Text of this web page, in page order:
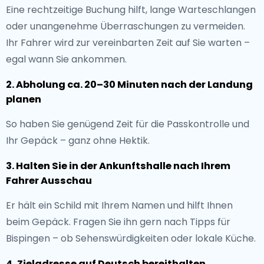
Eine rechtzeitige Buchung hilft, lange Warteschlangen
oder unangenehme Überraschungen zu vermeiden.
Ihr Fahrer wird zur vereinbarten Zeit auf Sie warten –
egal wann Sie ankommen.
2. Abholung ca. 20–30 Minuten nach der Landung
planen
So haben Sie genügend Zeit für die Passkontrolle und
Ihr Gepäck – ganz ohne Hektik.
3. Halten Sie in der Ankunftshalle nach Ihrem
Fahrer Ausschau
Er hält ein Schild mit Ihrem Namen und hilft Ihnen
beim Gepäck. Fragen Sie ihn gern nach Tipps für
Bispingen – ob Sehenswürdigkeiten oder lokale Küche.